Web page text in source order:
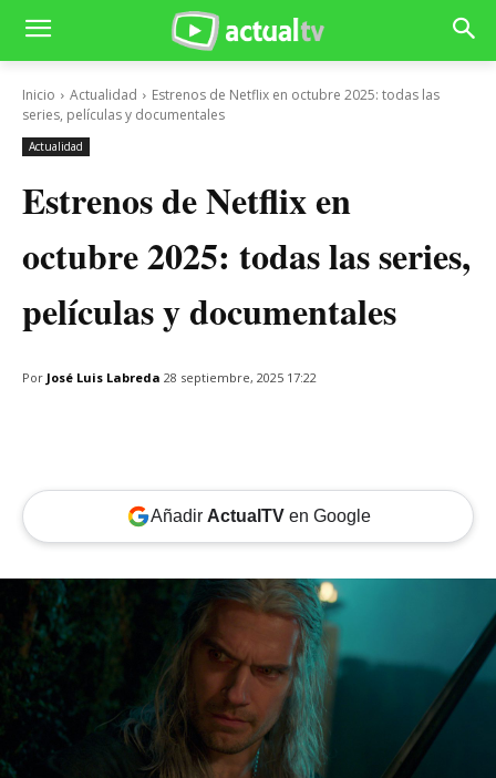
Inicio Actualidad
Estrenos de Netflix en octubre 2025: todas las
series, películas y documentales
Actualidad
Estrenos de Netflix en
octubre 2025: todas las series,
películas y documentales
Por José Luis Labreda 28 septiembre, 2025 17:22
Añadir ActualTVen Google